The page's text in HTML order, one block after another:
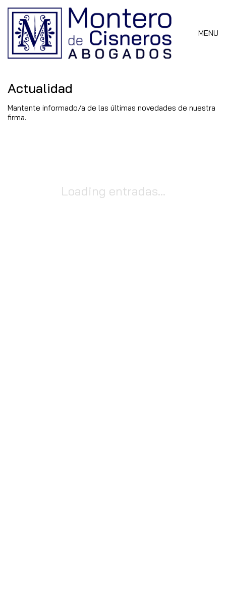
MENU
Actualidad
Mantente informado/a de las últimas novedades de nuestra
firma.
Loading entradas...